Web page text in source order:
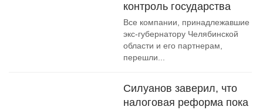
контроль государства
Все компании, принадлежавшие
экс-губернатору Челябинской
области и его партнерам,
перешли...
Силуанов заверил, что
налоговая реформа пока